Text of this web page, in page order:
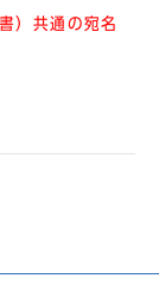
）共通の宛名